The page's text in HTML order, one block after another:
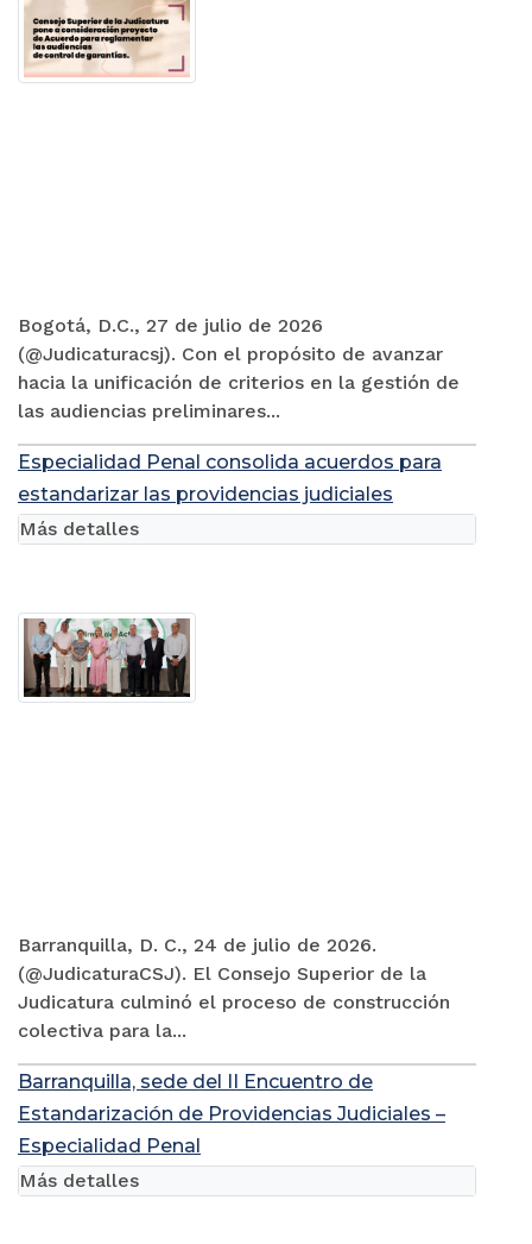
Bogotá, D.C., 27 de julio de 2026
(@Judicaturacsj). Con el propósito de avanzar
hacia la unificación de criterios en la gestión de
las audiencias preliminares...
Especialidad Penal consolida acuerdos para
estandarizar las providencias judiciales
Barranquilla, D. C., 24 de julio de 2026.
(@JudicaturaCSJ). El Consejo Superior de la
Judicatura culminó el proceso de construcción
colectiva para la...
Más detalles
Barranquilla, sede del II Encuentro de
Estandarización de Providencias Judiciales –
Especialidad Penal
Más detalles